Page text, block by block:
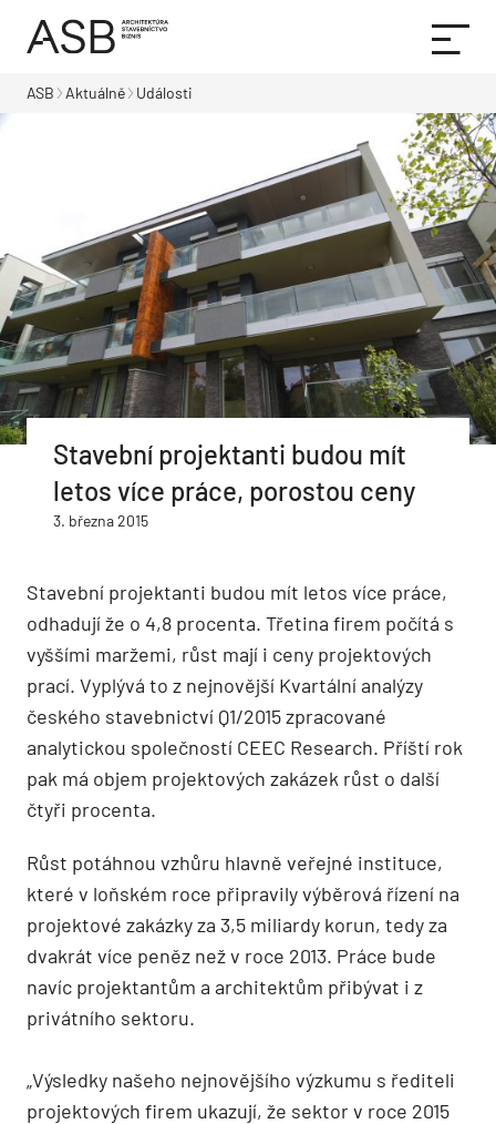
ASB Aktuálně Události
Stavební projektanti budou mít
letos více práce, porostou ceny
3. března 2015
Stavební projektanti budou mít letos více práce,
odhadují že o 4,8 procenta. Třetina firem počítá s
vyššími maržemi, růst mají i ceny projektových
prací. Vyplývá to z nejnovější Kvartální analýzy
českého stavebnictví Q1/2015 zpracované
analytickou společností CEEC Research. Příští rok
pak má objem projektových zakázek růst o další
čtyři procenta.
Růst potáhnou vzhůru hlavně veřejné instituce,
které v loňském roce připravily výběrová řízení na
projektové zakázky za 3,5 miliardy korun, tedy za
dvakrát více peněz než v roce 2013. Práce bude
navíc projektantům a architektům přibývat i z
privátního sektoru.
„Výsledky našeho nejnovějšího výzkumu s řediteli
projektových firem ukazují, že sektor v roce 2015